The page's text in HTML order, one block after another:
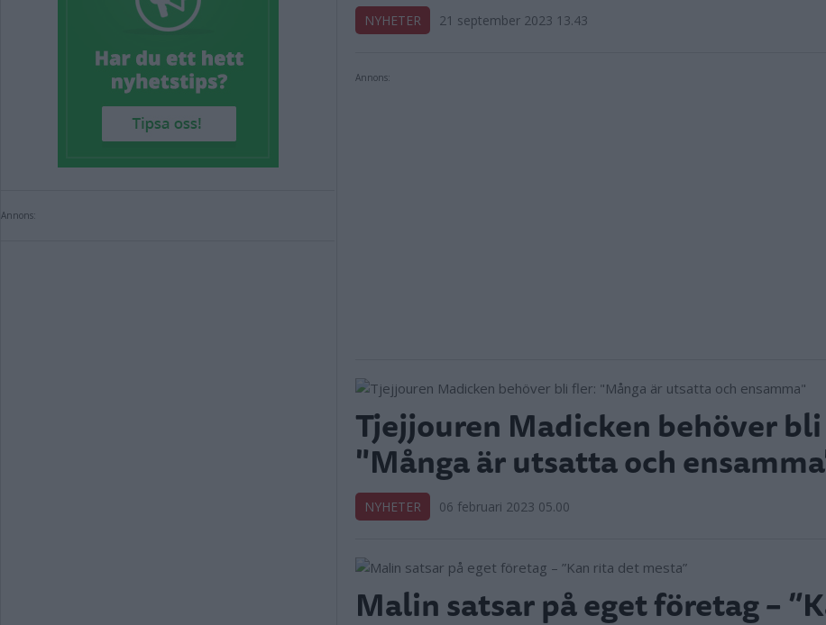
Annons:
NYHETER 21 september 2023 13.43
Annons:
Tjejjouren Madicken behöver
"Många är utsatta och
NYHETER 06 februari 2023 05.00
Malin satsar på eget företag –